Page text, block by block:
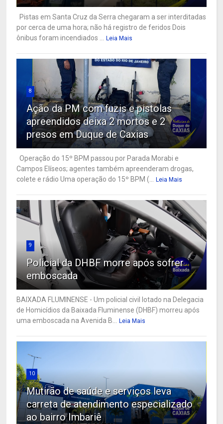
Pistas em Santa Cruz da Serra chegaram a ser interditadas
por cerca de uma hora; não há registro de feridos Dois
ônibus foram incendiados ... Leia Mais
8
Ação da PM com fuzis e pistolas
apreendidos deixa 2 mortos e 2
presos em Duque de Caxias
Operação do 15º BPM passou por Parada Morabi e
Campos Elíseos; agentes também apreenderam drogas,
colete e rádio Uma operação do 15º BPM (... Leia Mais
9
Policial da DHBF morre após sofrer
emboscada
BAIXADA FLUMINENSE - Um policial civil lotado na Delegacia
de Homicídios da Baixada Fluminense (DHBF) morreu após
uma emboscada na Avenida B... Leia Mais
10
Mutirão de saúde e serviços leva
carreta de atendimento especializado
ao bairro Imbariê